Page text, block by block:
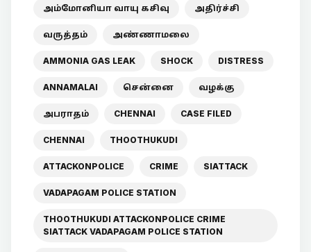
அம்மோனியா வாயு கசிவு அதிர்ச்சி
வருத்தம் அண்ணாமலை
AMMONIA GAS LEAK SHOCK DISTRESS
ANNAMALAI சென்னை வழக்கு
அபராதம் CHENNAI CASE FILED
CHENNAI THOOTHUKUDI
ATTACKONPOLICE CRIME SIATTACK
VADAPAGAM POLICE STATION
THOOTHUKUDI ATTACKONPOLICE CRIME
SIATTACK VADAPAGAM POLICE STATION